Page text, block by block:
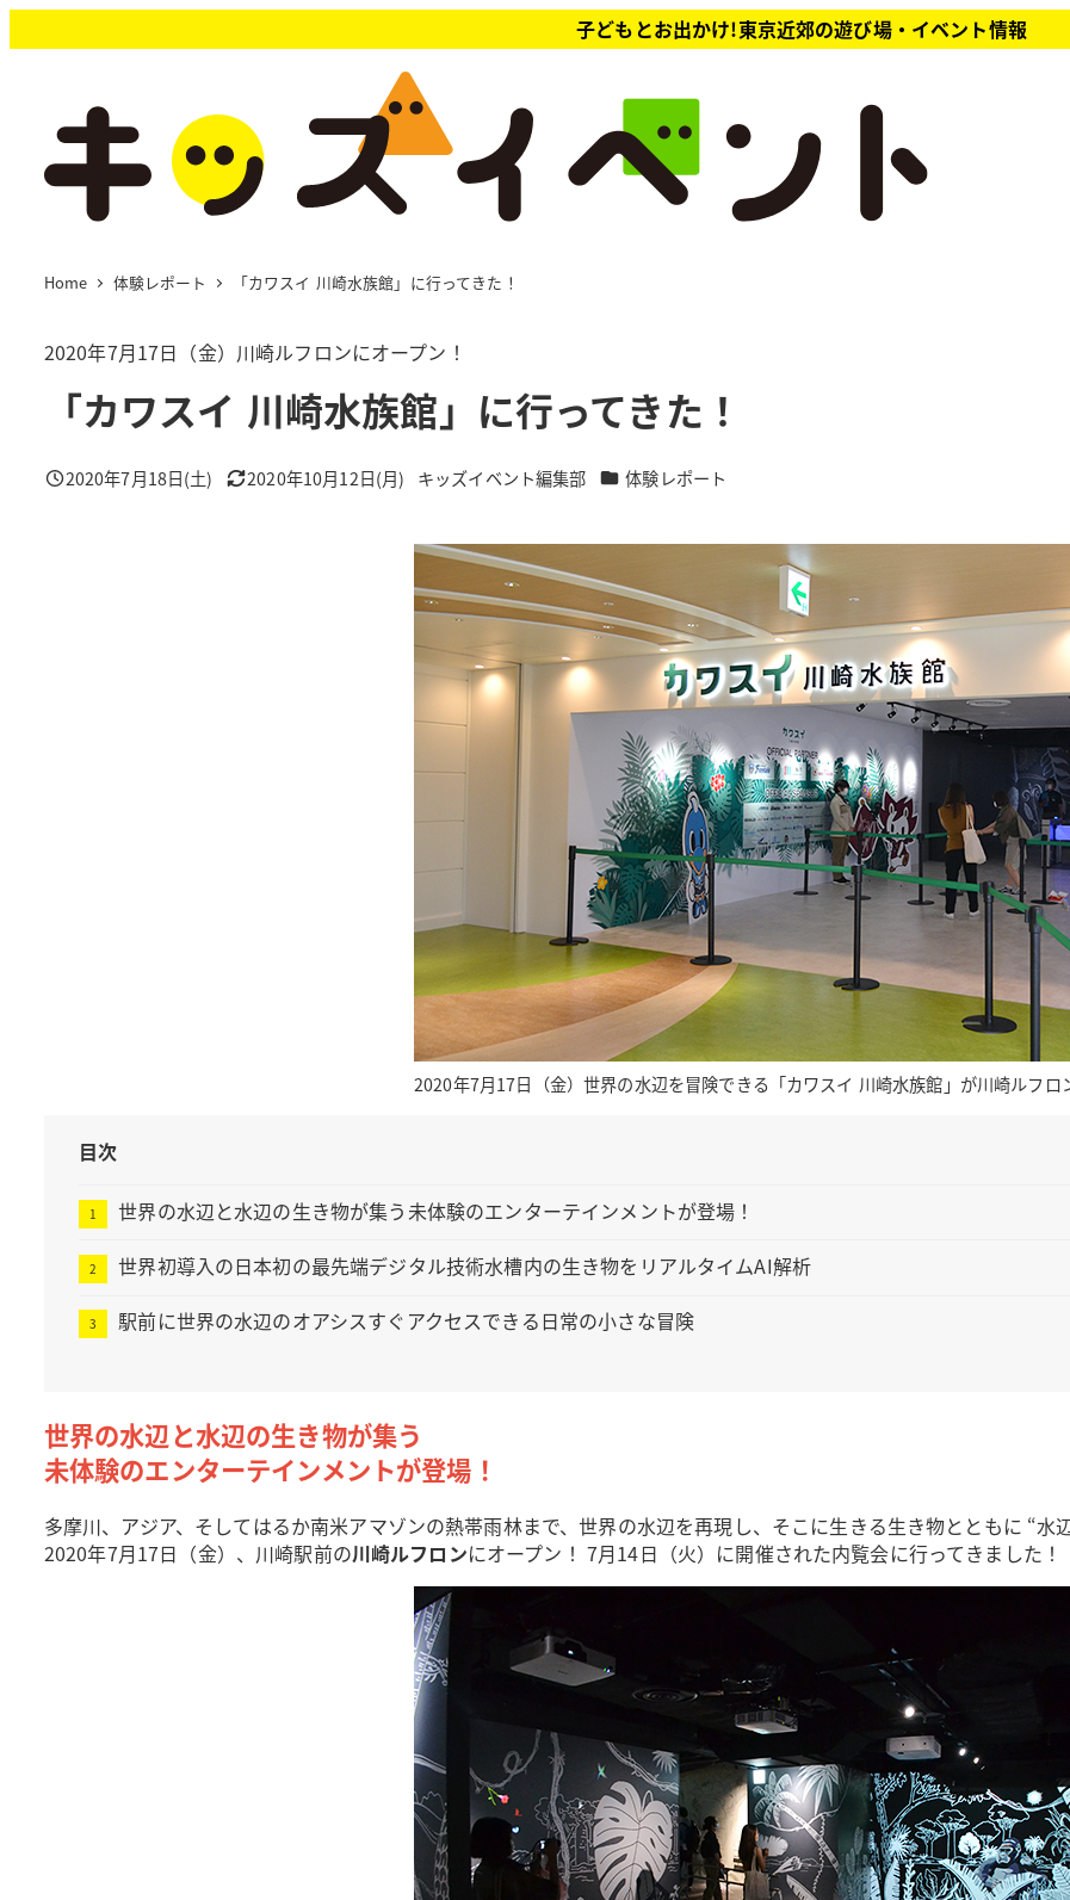
イ
子どもとお出かけ!東京近郊の遊び場・イベント情報
Home 体験レポート 「カワスイ 川崎水族館」に行ってきた！
2020年7月17日（金）川崎ルフロンにオープン！
「カワスイ 川崎水族館」に行ってきた！
投稿日
2020年7月18日(土) 更新日
2020年10月12日(月)
著
キッズイベント編集部 カテゴリー
体験レポート
2020年7月17日（金）世界の水辺を冒険できる「カワスイ 川崎水族館」が川崎ルフロ
目次
世界の水辺と水辺の生き物が集う未体験のエンターテインメントが登場！
世界初導入の日本初の最先端デジタル技術水槽内の生き物をリアルタイムAI解析
駅前に世界の水辺のオアシスすぐアクセスできる日常の小さな冒険
世界の水辺と水辺の生き物が集う
未体験のエンターテインメントが登場！
多摩川、アジア、そしてはるか南米アマゾンの熱帯雨林まで、世界の水辺を再現し、そこに生きる生き物とともに “水
2020年7月17日（金）、川崎駅前の川崎ルフロンにオープン！ 7月14日（火）に開催された内覧会に行ってきました！